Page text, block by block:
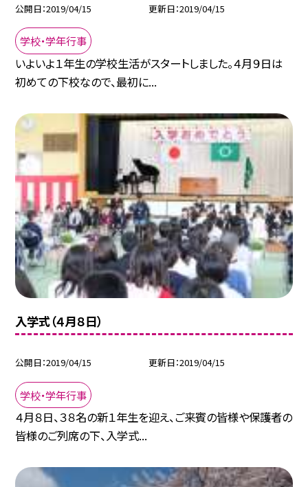
公開日 2019/04/15 更新日 2019/04/15
学校・学年行事
いよいよ１年生の学校生活がスタートしました。４月９日は
初めての下校なので、最初に...
入学式（４月８日）
公開日 2019/04/15 更新日 2019/04/15
学校・学年行事
４月８日、３８名の新１年生を迎え、ご来賓の皆様や保護者の
皆様のご列席の下、入学式...